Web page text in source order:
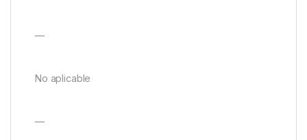
—
No aplicable
—